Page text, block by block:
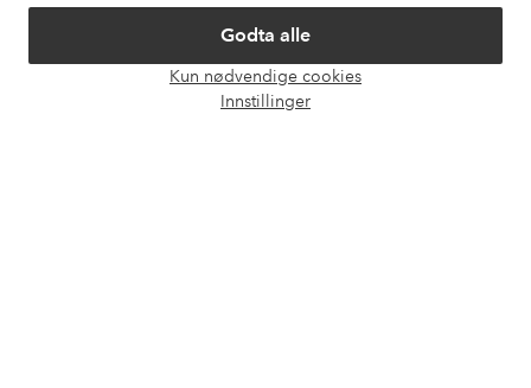
Godta alle
Kun nødvendige cookies
Innstillinger
Om Ellos